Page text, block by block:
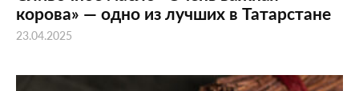
корова» — одно из лучших в Татарстане
23.04.2025